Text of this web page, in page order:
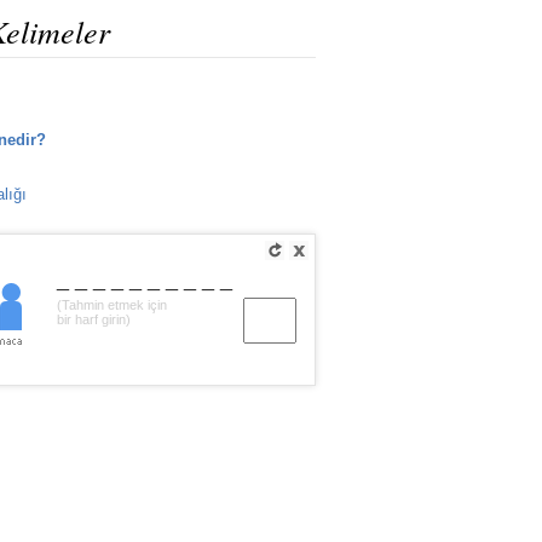
(Tahmin etmek için
bir harf girin)